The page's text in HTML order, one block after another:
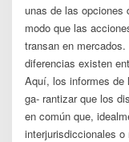
unas de las opciones
modo que las
transan en
diferencias existen
Aquí, los informes de
ga- rantizar que los
en común que,
interjurisdiccionales